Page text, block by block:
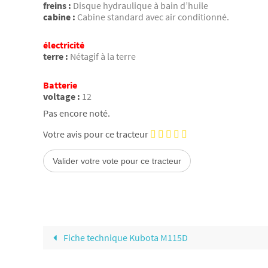
freins : Disque hydraulique à bain d’huile
cabine : Cabine standard avec air conditionné.
électricité
terre : Nétagif à la terre
Batterie
voltage : 12
Pas encore noté.
Votre avis pour ce tracteur
Fiche technique Kubota M115D